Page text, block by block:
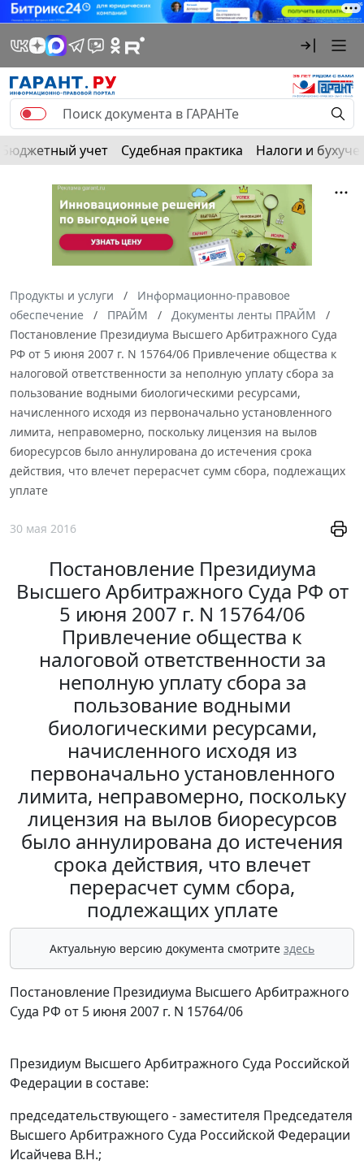
Бюджетный учет Судебная практика Налоги и
Продукты и услуги
Информационно-правовое
обеспечение
ПРАЙМ
Документы ленты ПРАЙМ
Постановление Президиума Высшего Арбитражного Суда
РФ от 5 июня 2007 г. N 15764/06 Привлечение общества к
налоговой ответственности за неполную уплату сбора за
пользование водными биологическими ресурсами,
начисленного исходя из первоначально установленного
лимита, неправомерно, поскольку лицензия на вылов
биоресурсов было аннулирована до истечения срока
действия, что влечет перерасчет сумм сбора, подлежащих
уплате
30 мая 2016
Постановление Президиума
Высшего Арбитражного Суда РФ от
5 июня 2007 г. N 15764/06
Привлечение общества к
налоговой ответственности за
неполную уплату сбора за
пользование водными
биологическими ресурсами,
начисленного исходя из
первоначально установленного
лимита, неправомерно, поскольку
лицензия на вылов биоресурсов
было аннулирована до истечения
срока действия, что влечет
перерасчет сумм сбора,
подлежащих уплате
Актуальную версию документа смотрите здесь
Постановление Президиума Высшего Арбитражного
Суда РФ от 5 июня 2007 г. N 15764/06
Президиум Высшего Арбитражного Суда Российской
Федерации в составе:
председательствующего - заместителя Председателя
Высшего Арбитражного Суда Российской Федерации
Исайчева В.Н.;